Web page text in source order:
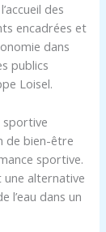
des
encadrées et
dans
publics
Loisel.
sportive
de bien-être
sportive.
alternative
l’eau dans un